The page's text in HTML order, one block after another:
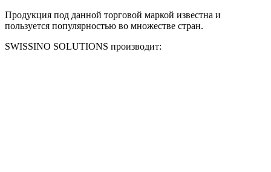
Продукция под данной торговой маркой известна и
пользуется популярностью во множестве стран.
SWISSINO SOLUTIONS производит: